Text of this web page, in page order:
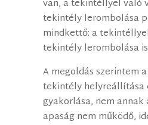
van, a tekintéllyel való
tekintély lerombolása
mindkettő: a
tekintély lerombolása
A megoldás szerintem
tekintély helyreállítása
gyakorlása, nem annak
apaság nem működő,